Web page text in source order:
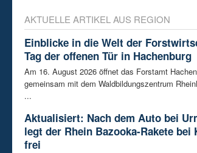
AKTUELLE ARTIKEL AUS REGION
Einblicke in die Welt der
Tag der offenen Tür in Hachenburg
Am 16. August 2026 öffnet das Forstamt
gemeinsam mit dem Waldbildungszentrum
...
Aktualisiert: Nach dem Auto bei
legt der Rhein Bazooka-Rakete bei
frei